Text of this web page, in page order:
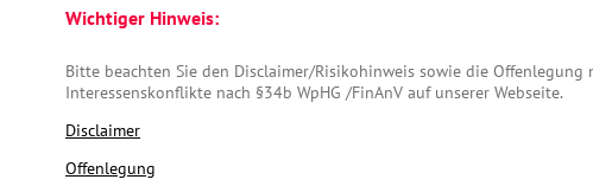
Wichtiger Hinweis:
Bitte beachten Sie den Disclaimer/Risikohinweis sowie die Offenlegung
Interessenskonflikte nach §34b WpHG /FinAnV auf unserer Webseite.
Disclaimer
Offenlegung